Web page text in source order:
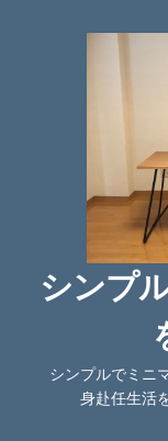
シンプ
シンプルでミニ
身赴任生活